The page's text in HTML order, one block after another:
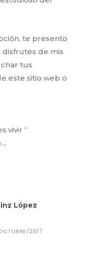
te presento
disfrutes de mis
tus
este sitio web o
vivir “
López
2017